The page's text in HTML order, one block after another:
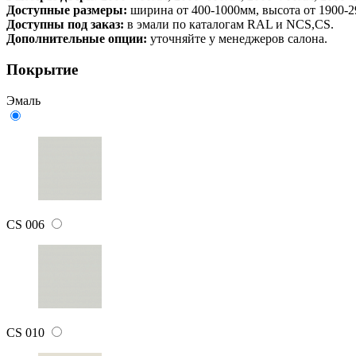
Доступные размеры: ширина от 400-1000мм, высота от 1900-
Доступны под заказ: в эмали по каталогам RAL и NCS,CS.
Дополнительные опции: уточняйте у менеджеров салона.
Покрытие
Эмаль
CS 006
CS 010